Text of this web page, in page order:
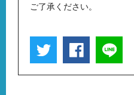
ご了承ください。